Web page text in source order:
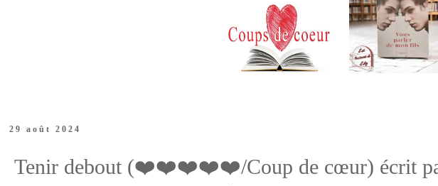
29 août 2024
Tenir debout (❤️❤️❤️❤️❤️/Coup de cœur) écrit